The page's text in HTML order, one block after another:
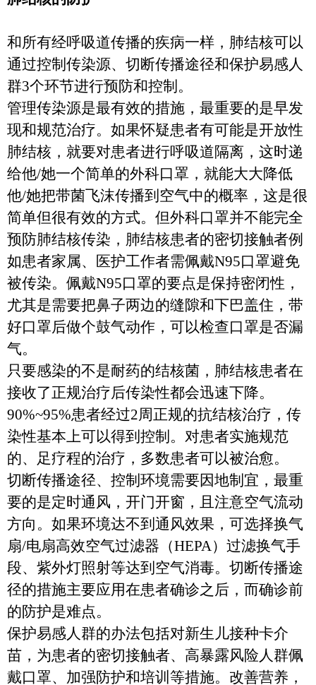
和所有经呼吸道传播的疾病一样，肺结核可以
通过控制传染源、切断传播途径和保护易感人
群3个环节进行预防和控制。
管理传染源是最有效的措施，最重要的是早发
现和规范治疗。如果怀疑患者有可能是开放性
肺结核，就要对患者进行呼吸道隔离，这时递
给他/她一个简单的外科口罩，就能大大降低
他/她把带菌飞沫传播到空气中的概率，这是很
简单但很有效的方式。但外科口罩并不能完全
预防肺结核传染，肺结核患者的密切接触者例
如患者家属、医护工作者需佩戴N95口罩避免
被传染。佩戴N95口罩的要点是保持密闭性，
尤其是需要把鼻子两边的缝隙和下巴盖住，带
好口罩后做个鼓气动作，可以检查口罩是否漏
气。
只要感染的不是耐药的结核菌，肺结核患者在
接收了正规治疗后传染性都会迅速下降。
90%~95%患者经过2周正规的抗结核治疗，传
染性基本上可以得到控制。对患者实施规范
的、足疗程的治疗，多数患者可以被治愈。
切断传播途径、控制环境需要因地制宜，最重
要的是定时通风，开门开窗，且注意空气流动
方向。如果环境达不到通风效果，可选择换气
扇/电扇高效空气过滤器 （HEPA ） 过滤换气手
段、紫外灯照射等达到空气消毒。切断传播途
径的措施主要应用在患者确诊之后，而确诊前
的防护是难点。
保护易感人群的办法包括对新生儿接种卡介
苗，为患者的密切接触者、高暴露风险人群佩
戴口罩、加强防护和培训等措施。改善营养，